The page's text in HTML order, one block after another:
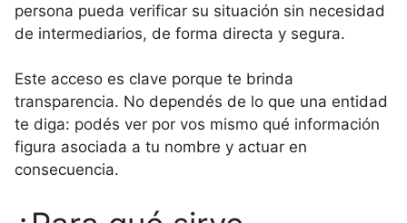
persona pueda verificar su situación sin necesidad
de intermediarios, de forma directa y segura.
Este acceso es clave porque te brinda
transparencia. No dependés de lo que una entidad
te diga: podés ver por vos mismo qué información
figura asociada a tu nombre y actuar en
consecuencia.